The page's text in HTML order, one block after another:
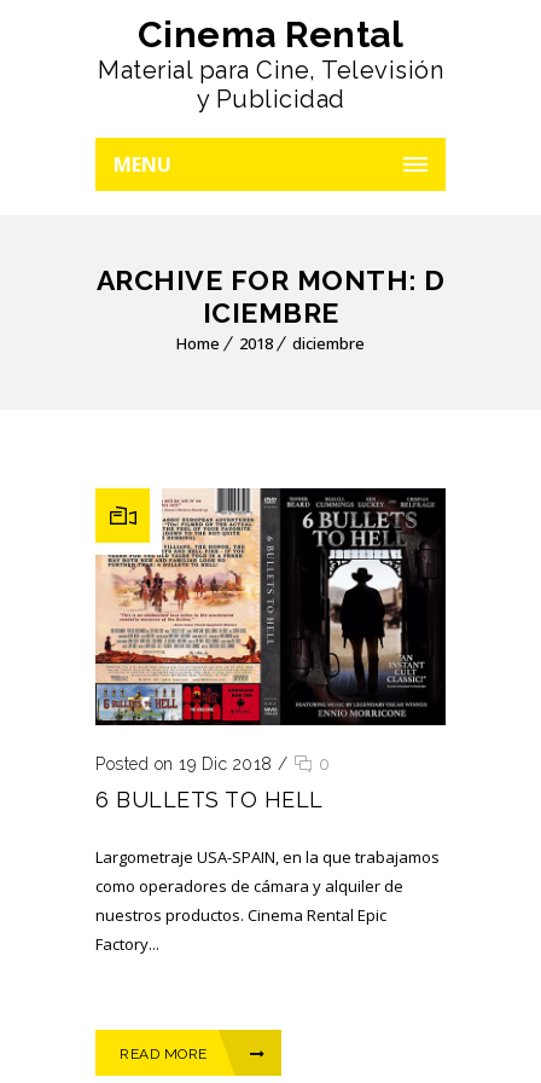
Cinema Rental
Material para Cine, Televisión
y Publicidad
MENU
ARCHIVE FOR MONTH: D
ICIEMBRE
Home 2018 diciembre
Posted on 19 Dic 2018 / 0
6 BULLETS TO HELL
Largometraje USA-SPAIN, en la que trabajamos
como operadores de cámara y alquiler de
nuestros productos. Cinema Rental Epic
Factory...
READ MORE